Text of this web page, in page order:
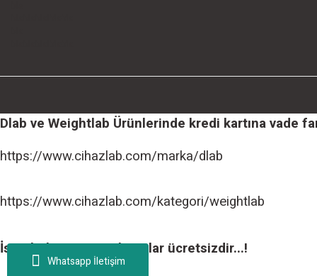
Whatsapp İletişim
Dlab ve Weightlab Ürünlerinde kredi kartına vade
https://www.cihazlab.com/marka/dlab
https://www.cihazlab.com/kategori/weightlab
İstanbul içi tüm teslimatlar ücretsizdir...!